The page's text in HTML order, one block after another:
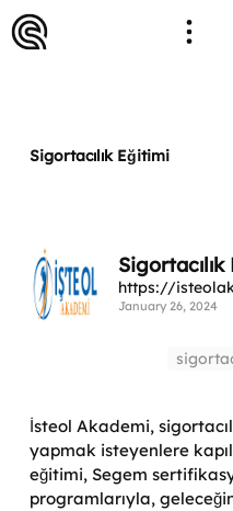
Sigortacılık Eğitimi
https://
January 26, 2024
İsteol Akademi,
yapmak isteyenlere
eğitimi, Segem
programlarıyla,